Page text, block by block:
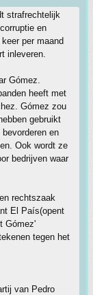
strafrechtelijk
en
per maand
inleveren.
Gómez.
heeft met
Gómez zou
gebruikt
en
Ook wordt ze
bedrijven waar
rechtszaak
El País(opent
Gómez'
tegen het
van Pedro